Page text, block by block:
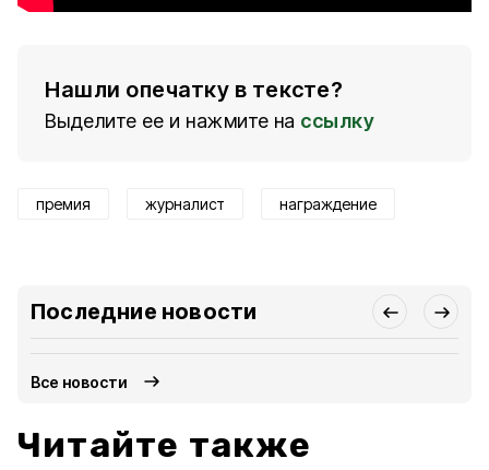
Нашли опечатку в тексте?
Выделите ее и нажмите на ссылку
премия журналист награждение
Последние новости
Все новости
Читайте также